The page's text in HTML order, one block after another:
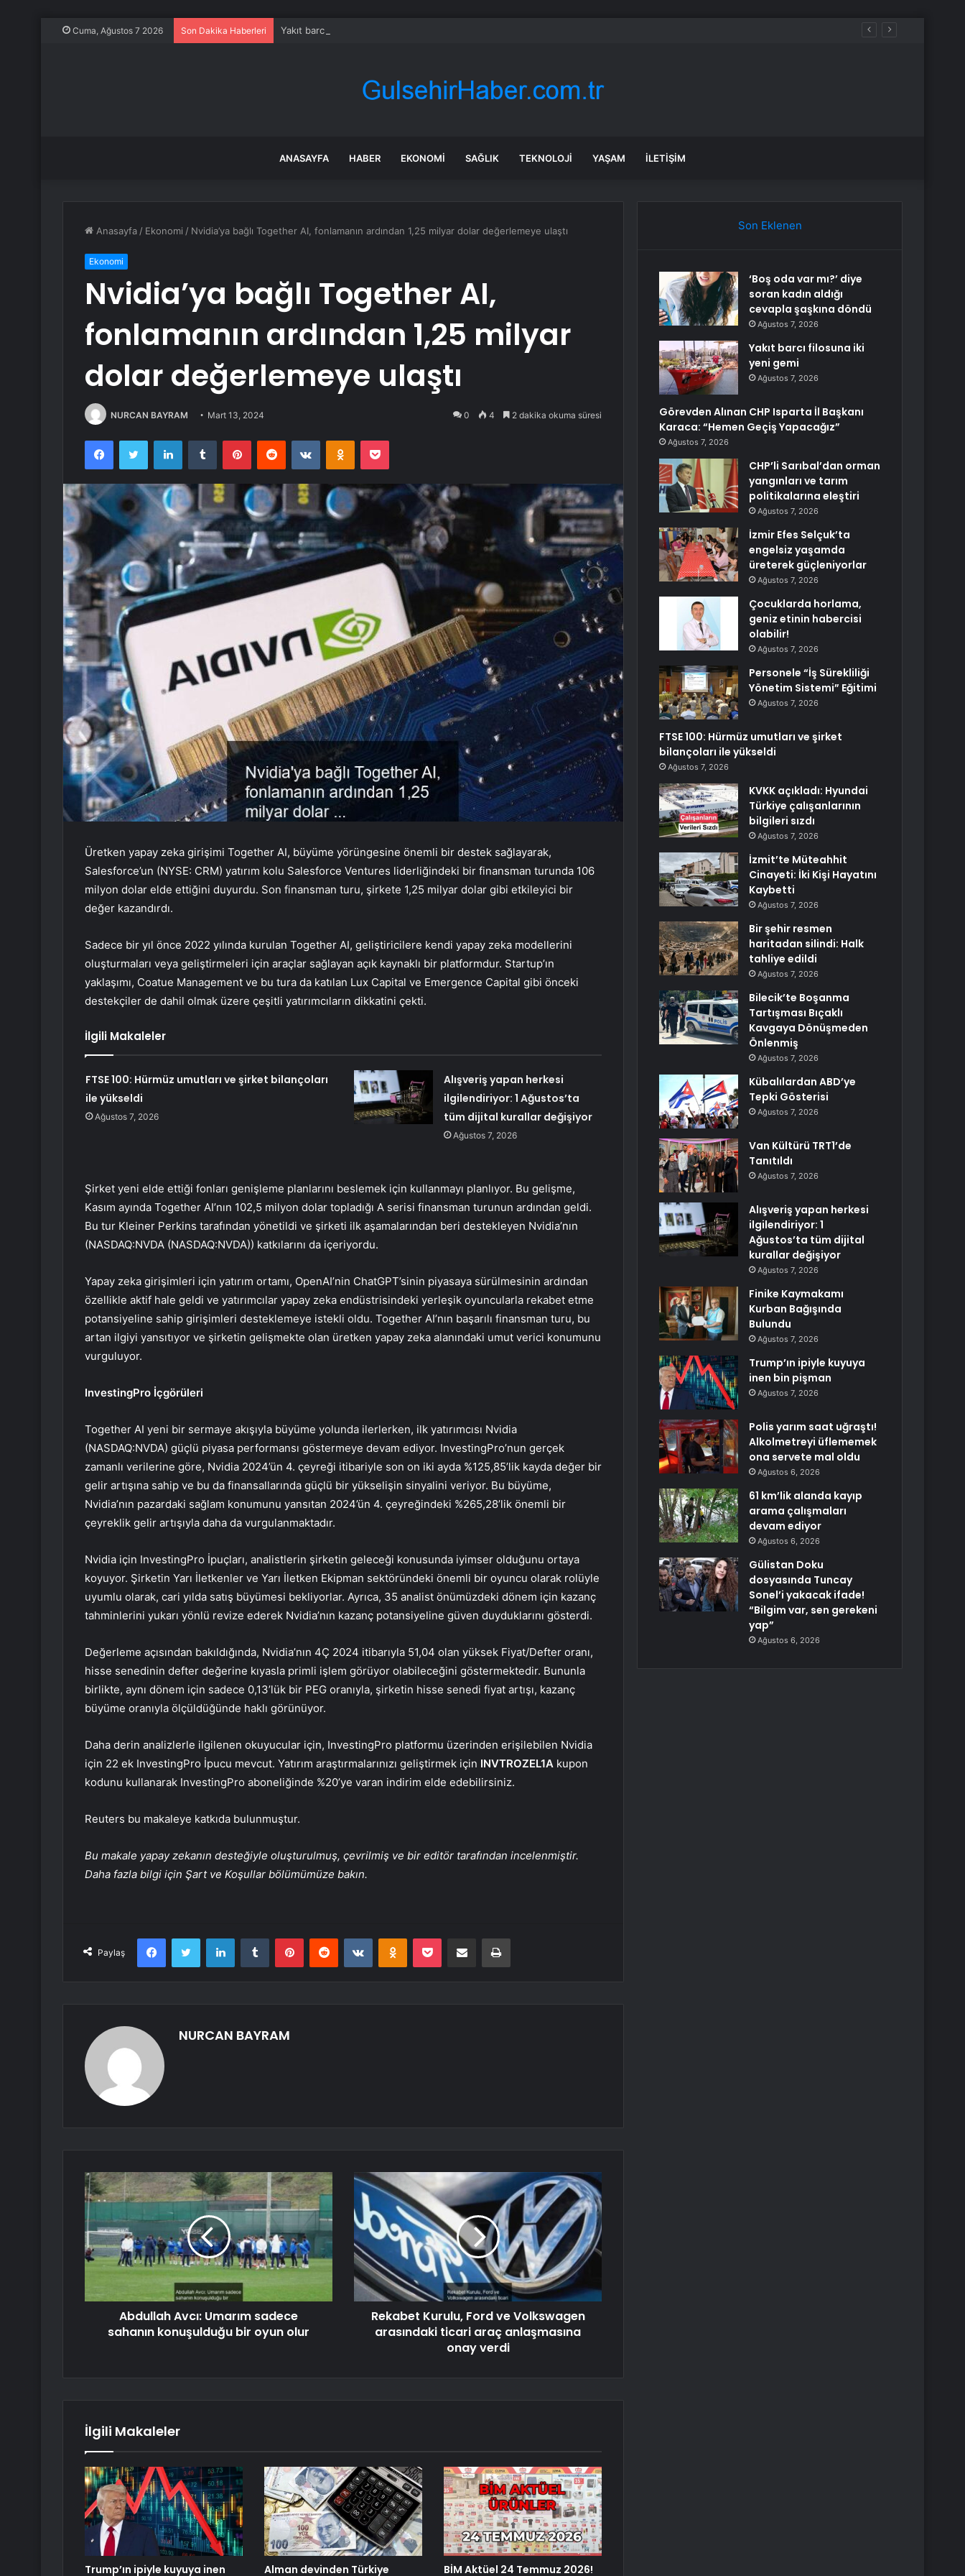
Cuma, Ağustos 7 2026 Son Dakika Haberleri Yakıt barcı filosuna iki yeni gemi
ANASAYFA HABER EKONOMI SAĞLIK TEKNOLOJI YAŞAM İLETIŞIM
Anasayfa / Ekonomi / Nvidia’ya bağlı Together AI, fonlamanın ardından 1,25 milyar dolar değerlemeye ulaştı
Ekonomi
Nvidia’ya bağlı Together AI,
fonlamanın ardından 1,25 milyar
dolar değerlemeye ulaştı
NURCAN BAYRAM Mart 13, 2024 0 4 2 dakika okuma süresi
FacebookTwitter LinkedInTumblr PinterestReddit VKontakteOdnoklassniki
Pocket
Üretken yapay zeka girişimi Together AI, büyüme yörüngesine önemli bir destek sağlayarak,
Salesforce’un (NYSE: CRM) yatırım kolu Salesforce Ventures liderliğindeki bir finansman turunda 106
milyon dolar elde ettiğini duyurdu. Son finansman turu, şirkete 1,25 milyar dolar gibi etkileyici bir
değer kazandırdı.
Sadece bir yıl önce 2022 yılında kurulan Together AI, geliştiricilere kendi yapay zeka modellerini
oluşturmaları veya geliştirmeleri için araçlar sağlayan açık kaynaklı bir platformdur. Startup’ın
yaklaşımı, Coatue Management ve bu tura da katılan Lux Capital ve Emergence Capital gibi önceki
destekçiler de dahil olmak üzere çeşitli yatırımcıların dikkatini çekti.
İlgili Makaleler
FTSE 100: Hürmüz umutları ve şirket bilançoları
ile yükseldi
Ağustos 7, 2026
Alışveriş yapan herkesi
ilgilendiriyor: 1 Ağustos’ta
tüm dijital kurallar değişiyor
Ağustos 7, 2026
Şirket yeni elde ettiği fonları genişleme planlarını beslemek için kullanmayı planlıyor. Bu gelişme,
Kasım ayında Together AI’nın 102,5 milyon dolar topladığı A serisi finansman turunun ardından geldi.
Bu tur Kleiner Perkins tarafından yönetildi ve şirketi ilk aşamalarından beri destekleyen Nvidia’nın
(NASDAQ:NVDA (NASDAQ:NVDA)) katkılarını da içeriyordu.
Yapay zeka girişimleri için yatırım ortamı, OpenAI’nin ChatGPT’sinin piyasaya sürülmesinin ardından
özellikle aktif hale geldi ve yatırımcılar yapay zeka endüstrisindeki yerleşik oyuncularla rekabet etme
potansiyeline sahip girişimleri desteklemeye istekli oldu. Together AI’nın başarılı finansman turu, bu
artan ilgiyi yansıtıyor ve şirketin gelişmekte olan üretken yapay zeka alanındaki umut verici konumunu
vurguluyor.
InvestingPro İçgörüleri
Together AI yeni bir sermaye akışıyla büyüme yolunda ilerlerken, ilk yatırımcısı Nvidia
(NASDAQ:NVDA) güçlü piyasa performansı göstermeye devam ediyor. InvestingPro’nun gerçek
zamanlı verilerine göre, Nvidia 2024’ün 4. çeyreği itibariyle son on iki ayda %125,85’lik kayda değer bir
gelir artışına sahip ve bu da finansallarında güçlü bir yükselişin sinyalini veriyor. Bu büyüme,
Nvidia’nın pazardaki sağlam konumunu yansıtan 2024’ün 4. çeyreğindeki %265,28’lik önemli bir
çeyreklik gelir artışıyla daha da vurgulanmaktadır.
Nvidia için InvestingPro İpuçları, analistlerin şirketin geleceği konusunda iyimser olduğunu ortaya
koyuyor. Şirketin Yarı İletkenler ve Yarı İletken Ekipman sektöründeki önemli bir oyuncu olarak rolüyle
uyumlu olarak, cari yılda satış büyümesi bekliyorlar. Ayrıca, 35 analist önümüzdeki dönem için kazanç
tahminlerini yukarı yönlü revize ederek Nvidia’nın kazanç potansiyeline güven duyduklarını gösterdi.
Değerleme açısından bakıldığında, Nvidia’nın 4Ç 2024 itibarıyla 51,04 olan yüksek Fiyat/Defter oranı,
hisse senedinin defter değerine kıyasla primli işlem görüyor olabileceğini göstermektedir. Bununla
birlikte, aynı dönem için sadece 0,13’lük bir PEG oranıyla, şirketin hisse senedi fiyat artışı, kazanç
büyüme oranıyla ölçüldüğünde haklı görünüyor.
Daha derin analizlerle ilgilenen okuyucular için, InvestingPro platformu üzerinden erişilebilen Nvidia
için 22 ek InvestingPro İpucu mevcut. Yatırım araştırmalarınızı geliştirmek için INVTROZEL1A kupon
kodunu kullanarak InvestingPro aboneliğinde %20’ye varan indirim elde edebilirsiniz.
Reuters bu makaleye katkıda bulunmuştur.
Bu makale yapay zekanın desteğiyle oluşturulmuş, çevrilmiş ve bir editör tarafından incelenmiştir.
Daha fazla bilgi için Şart ve Koşullar bölümümüze bakın.
Paylaş
FacebookTwitter LinkedInTumblr PinterestReddit VKontakteOdnoklassniki
Pocket E-Posta ile paylaş Yazdır
NURCAN BAYRAM
Abdullah Avcı: Umarım sadece
sahanın konuşulduğu bir oyun olur
Rekabet Kurulu, Ford ve Volkswagen
arasındaki ticari araç anlaşmasına
onay verdi
İlgili Makaleler
Trump’ın ipiyle kuyuya inen Alman devinden Türkiye BİM Aktüel 24 Temmuz 2026!
Son Eklenen
‘Boş oda var mı?’ diye
soran kadın aldığı
cevapla şaşkına döndü
Ağustos 7, 2026
Yakıt barcı filosuna iki
yeni gemi
Ağustos 7, 2026
Görevden Alınan CHP Isparta İl Başkanı
Karaca: “Hemen Geçiş Yapacağız”
Ağustos 7, 2026
CHP’li Sarıbal’dan orman
yangınları ve tarım
politikalarına eleştiri
Ağustos 7, 2026
İzmir Efes Selçuk’ta
engelsiz yaşamda
üreterek güçleniyorlar
Ağustos 7, 2026
Çocuklarda horlama,
geniz etinin habercisi
olabilir!
Ağustos 7, 2026
Personele “İş Sürekliliği
Yönetim Sistemi” Eğitimi
Ağustos 7, 2026
FTSE 100: Hürmüz umutları ve şirket
bilançoları ile yükseldi
Ağustos 7, 2026
KVKK açıkladı: Hyundai
Türkiye çalışanlarının
bilgileri sızdı
Ağustos 7, 2026
İzmit’te Müteahhit
Cinayeti: İki Kişi Hayatını
Kaybetti
Ağustos 7, 2026
Bir şehir resmen
haritadan silindi: Halk
tahliye edildi
Ağustos 7, 2026
Bilecik’te Boşanma
Tartışması Bıçaklı
Kavgaya Dönüşmeden
Önlenmiş
Ağustos 7, 2026
Kübalılardan ABD’ye
Tepki Gösterisi
Ağustos 7, 2026
Van Kültürü TRT1’de
Tanıtıldı
Ağustos 7, 2026
Alışveriş yapan herkesi
ilgilendiriyor: 1
Ağustos’ta tüm dijital
kurallar değişiyor
Ağustos 7, 2026
Finike Kaymakamı
Kurban Bağışında
Bulundu
Ağustos 7, 2026
Trump’ın ipiyle kuyuya
inen bin pişman
Ağustos 7, 2026
Polis yarım saat uğraştı!
Alkolmetreyi üflememek
ona servete mal oldu
Ağustos 6, 2026
61 km’lik alanda kayıp
arama çalışmaları
devam ediyor
Ağustos 6, 2026
Gülistan Doku
dosyasında Tuncay
Sonel’i yakacak ifade!
“Bilgim var, sen gerekeni
yap”
Ağustos 6, 2026